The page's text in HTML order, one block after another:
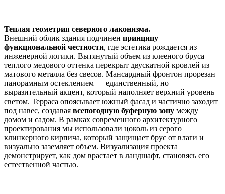
Теплая геометрия северного лаконизма.
Внешний облик здания подчинен принципу
функциональной честности, где эстетика рождается из
инженерной логики. Вытянутый объем из клееного бруса
теплого медового оттенка перекрыт двускатной кровлей из
матового металла без свесов. Мансардный фронтон прорезан
панорамным остеклением — единственный, но
выразительный акцент, который наполняет верхний уровень
светом. Терраса опоясывает южный фасад и частично заходит
под навес, создавая всепогодную буферную зону между
домом и садом. В рамках современного архитектурного
проектирования мы использовали цоколь из серого
клинкерного кирпича, который защищает брус от влаги и
визуально заземляет объем. Визуализация проекта
демонстрирует, как дом врастает в ландшафт, становясь его
естественной частью.